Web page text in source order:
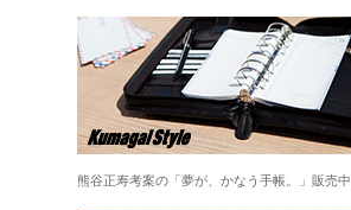
熊谷正寿考案の「夢が、かなう手帳。」販売中